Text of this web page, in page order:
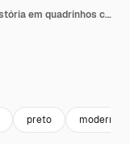
Animação de gráfico de explosão de história em quadrinhos com confetes caindo em fundo preto
preto moderno